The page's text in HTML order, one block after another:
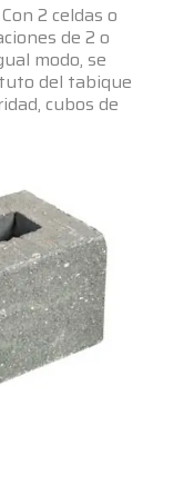
Con 2 celdas o
de 2 o
modo, se
del tabique
cubos de